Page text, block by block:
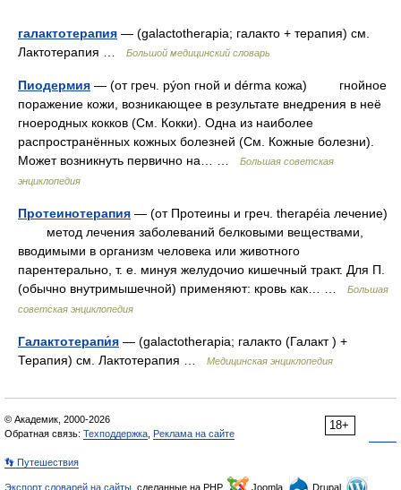
галактотерапия — (galactotherapia; галакто + терапия) см.
Лактотерапия …
Большой медицинский словарь
Пиодермия — (от греч. pýon гной и dérma кожа) гнойное
поражение кожи, возникающее в результате внедрения в неё
гноеродных кокков (См. Кокки). Одна из наиболее
распространённых кожных болезней (См. Кожные болезни).
Может возникнуть первично на… …
Большая советская
энциклопедия
Протеинотерапия — (от Протеины и греч. therapéia лечение)
метод лечения заболеваний белковыми веществами,
вводимыми в организм человека или животного
парентерально, т. е. минуя желудочио кишечный тракт. Для П.
(обычно внутримышечной) применяют: кровь как… …
Большая
советская энциклопедия
Галактотерапи́я — (galactotherapia; галакто (Галакт ) +
Терапия) см. Лактотерапия …
Медицинская энциклопедия
18+
© Академик, 2000-2026
Обратная связь: Техподдержка Реклама на сайте
👣 Путешествия
Экспорт словарей на сайты , сделанные на PHP, Joomla, Drupal,